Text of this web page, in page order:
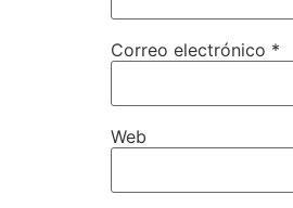
Correo electrónico *
Web